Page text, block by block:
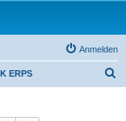
Anmelden
ERPS